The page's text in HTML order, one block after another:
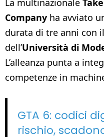
La multinazionale
Company ha avviato
durata di tre anni con
dell’Università di
L’alleanza punta a
competenze in
GTA 6: codici
rischio,